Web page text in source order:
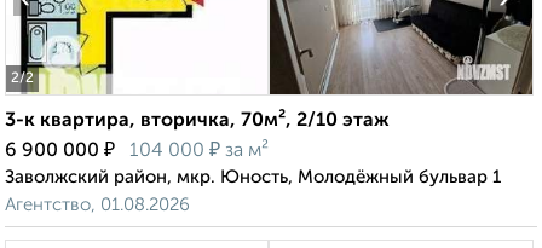
2/2
3-к квартира, вторичка, 70м², 2/10 этаж
6 900 000 ₽ 104 000 ₽ за м²
Заволжский район, мкр. Юность, Молодёжный бульвар 1
Агентство, 01.08.2026